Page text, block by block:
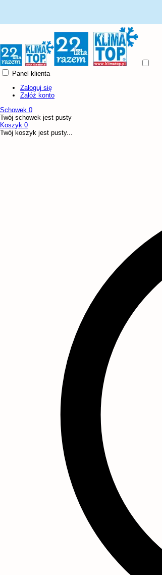
Panel klienta
Zaloguj się
Załóż konto
Schowek 0
Twój schowek jest pusty
Koszyk 0
Twój koszyk jest pusty...